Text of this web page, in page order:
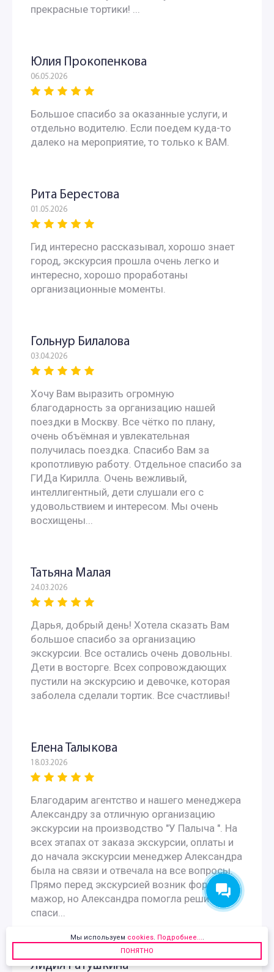
прекрасные тортики! ...
Юлия Прокопенкова
06.05.2026
Большое спасибо за оказанные услуги, и
отдельно водителю. Если поедем куда-то
далеко на мероприятие, то только к ВАМ.
Рита Берестова
01.05.2026
Гид интересно рассказывал, хорошо знает
город, экскурсия прошла очень легко и
интересно, хорошо проработаны
организационные моменты.
Гольнур Билалова
03.04.2026
Хочу Вам выразить огромную
благодарность за организацию нашей
поездки в Москву. Все чётко по плану,
очень объёмная и увлекательная
получилась поездка. Спасибо Вам за
кропотливую работу. Отдельное спасибо за
ГИДа Кирилла. Очень вежливый,
интеллигентный, дети слушали его с
удовольствием и интересом. Мы очень
восхищены...
Татьяна Малая
24.03.2026
Дарья, добрый день! Хотела сказать Вам
большое спасибо за организацию
экскурсии. Все остались очень довольны.
Дети в восторге. Всех сопровождающих
пустили на экскурсию и девочке, которая
заболела сделали тортик. Все счастливы!
Елена Талыкова
18.03.2026
Благодарим агентство и нашего менеджера
Александру за отличную организацию
экскурсии на производство "У Палыча ". На
всех этапах от заказа экскурсии, оплаты и
до начала экскурсии менеджер Александра
была на связи и отвечала на все вопросы.
Прямо перед экскурсией возник форс
мажор, но Александра помогла решить,
спаси...
Лидия Ратушкина
Мы используем cookies. Подробнее....
ПОНЯТНО